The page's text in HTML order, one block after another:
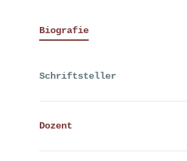
Biografie
Schriftsteller
Dozent